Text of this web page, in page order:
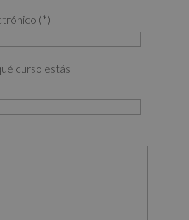
(*)
curso estás